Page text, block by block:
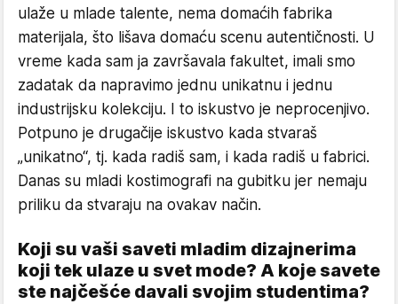
ulaže u mlade talente, nema domaćih fabrika
materijala, što lišava domaću scenu autentičnosti. U
vreme kada sam ja završavala fakultet, imali smo
zadatak da napravimo jednu unikatnu i jednu
industrijsku kolekciju. I to iskustvo je neprocenjivo.
Potpuno je drugačije iskustvo kada stvaraš
„unikatno“, tj. kada radiš sam, i kada radiš u fabrici.
Danas su mladi kostimografi na gubitku jer nemaju
priliku da stvaraju na ovakav način.
Koji su vaši saveti mladim dizajnerima
koji tek ulaze u svet mode? A koje savete
ste najčešće davali svojim studentima?